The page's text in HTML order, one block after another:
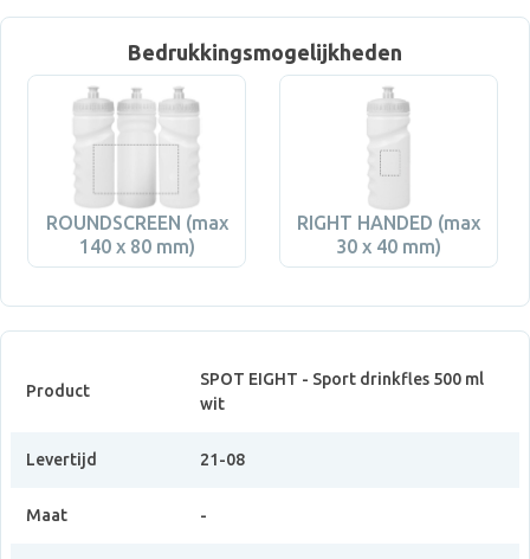
Bedrukkingsmogelijkheden
ROUNDSCREEN (max
140 x 80 mm)
RIGHT HANDED (max
30 x 40 mm)
Product
SPOT EIGHT - Sport drinkfles 500 ml
wit
Levertijd 21-08
Maat -